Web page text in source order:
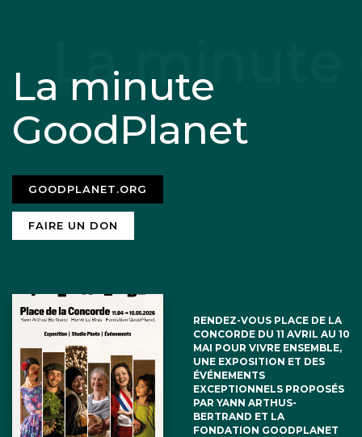
La minute
GoodPlanet
GOODPLANET.ORG
FAIRE UN DON
RENDEZ-VOUS PLACE DE LA
CONCORDE DU 11 AVRIL AU 10
MAI POUR VIVRE ENSEMBLE,
UNE EXPOSITION ET DES
ÉVÉNEMENTS
EXCEPTIONNELS PROPOSÉS
PAR YANN ARTHUS-
BERTRAND ET LA
FONDATION GOODPLANET